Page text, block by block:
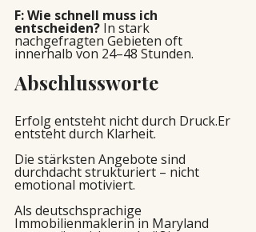
F: Wie schnell muss ich
entscheiden? In stark
nachgefragten Gebieten oft
innerhalb von 24–48 Stunden.
Abschlussworte
Erfolg entsteht nicht durch Druck.Er
entsteht durch Klarheit.
Die stärksten Angebote sind
durchdacht strukturiert – nicht
emotional motiviert.
Als deutschsprachige
Immobilienmaklerin in Maryland